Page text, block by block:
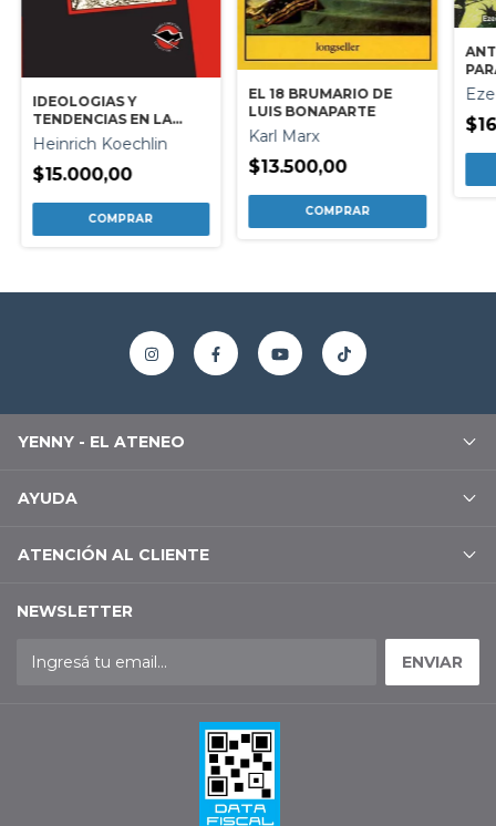
IDEOLOGIAS Y
TENDENCIAS EN LA
COMUNA DE PARIS
Heinrich Koechlin
$15.000,00
EL 18 BRUMARIO DE
LUIS BONAPARTE
Karl Marx
$13.500,00
YENNY - EL ATENEO
AYUDA
ATENCIÓN AL CLIENTE
NEWSLETTER